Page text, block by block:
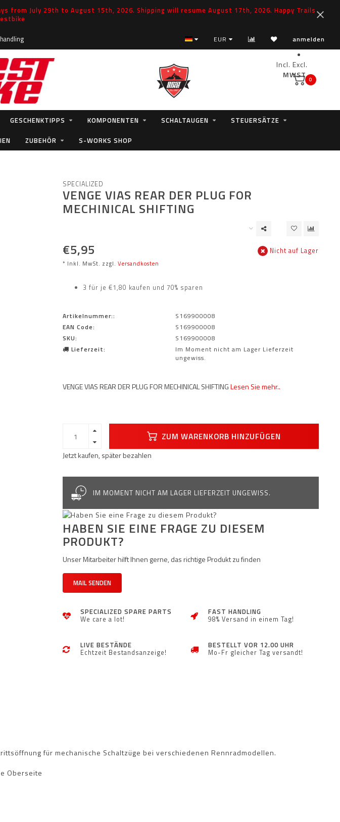
from July 29th to August 15th, 2026. Shipping will resume August 17th, 2026. Happy Trails
EUR anmelden
Incl. Excl.
MWST.0
GESCHENKTIPPS KOMPONENTEN SCHALTAUGEN
STEUERSÄTZE
ZUBEHÖR S-WORKS SHOP
SPECIALIZED
VENGE VIAS REAR DER PLUG FOR
MECHINICAL SHIFTING
€5,95
* Inkl. MwSt. zzgl. Versandkosten
Nicht auf Lager
3 für je €1,80 kaufen und 70% sparen
Artikelnummer::
S169900008
EAN Code:
S169900008
SKU:
S169900008
Lieferzeit:
Im Moment nicht am Lager Lieferzeit
ungewiss.
VENGE VIAS REAR DER PLUG FOR MECHINICAL SHIFTINGLesen Sie mehr..
ZUM WARENKORB HINZUFÜGEN
Jetzt kaufen, später bezahlen
IM MOMENT NICHT AM LAGER LIEFERZEIT UNGEWISS.
HABEN SIE EINE FRAGE ZU DIESEM
PRODUKT?
Unser Mitarbeiter hilft Ihnen gerne, das richtige Produkt zu finden
MAIL SENDEN
SPECIALIZED SPARE PARTS
We care a lot!
FAST HANDLING
98% Versand in einem Tag!
LIVE BESTÄNDE
Echtzeit Bestandsanzeige!
BESTELLT VOR 12.00 UHR
Mo-Fr gleicher Tag versandt!
für mechanische Schaltzüge bei verschiedenen Rennradmodellen.
Oberseite